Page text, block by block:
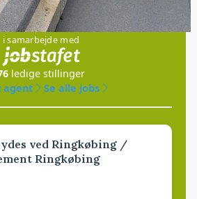
Jobs
i samarbejde med
ledige stillinger
agent
Se alle jobs
ved Ringkøbing /
Ringkøbing